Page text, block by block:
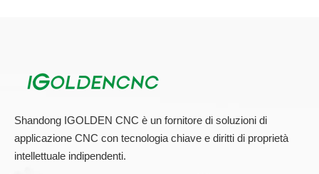
processo di lavorazione, durante il processo di apertura e
lavorato. 5) La velocità del mandrino deve essere impostata in
anticipo prima di iniziare la lavorazione. Altrimenti, poiché il
mandrino ruota lentamente appena avviato, la lavorazione inizia
Shandong IGOLDEN CNC è un fornitore di soluzioni di
applicazione CNC con tecnologia chiave e diritti di proprietà
intellettuale indipendenti.